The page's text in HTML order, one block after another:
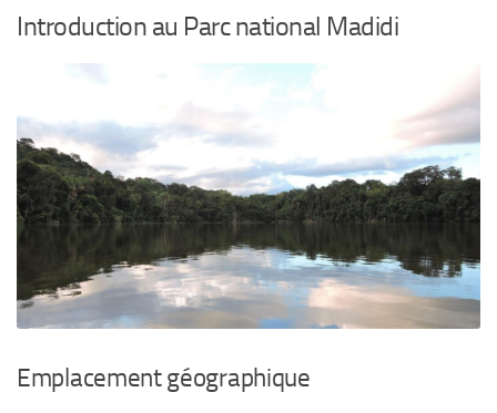
Introduction au Parc national Madidi
Emplacement géographique